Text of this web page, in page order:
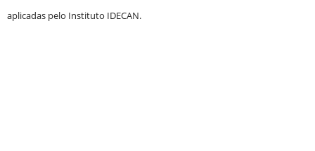
aplicadas pelo Instituto IDECAN.